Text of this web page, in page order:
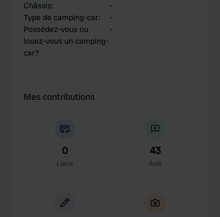
Châssis:
-
Type de camping-car:
-
Possédez-vous ou
louez-vous un camping-
car?
-
Mes contributions
0
Lieux
43
Avis